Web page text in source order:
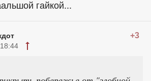
гайкой...
+3